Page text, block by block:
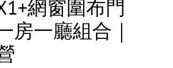
網窗圍布門
房一廳組合｜